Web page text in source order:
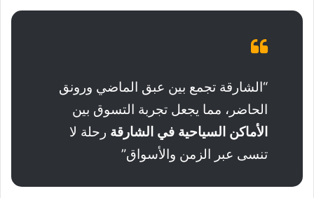
“الشارقة تجمع بين عبق الماضي ورونق
الحاضر، مما يجعل تجربة التسوق بين
الأماكن السياحية في الشارقة رحلة لا
تنسى عبر الزمن والأسواق”